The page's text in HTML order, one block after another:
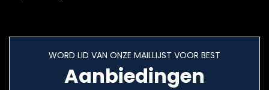
WORD LID VAN ONZE MAILLIJST VOOR BEST
Aanbiedingen